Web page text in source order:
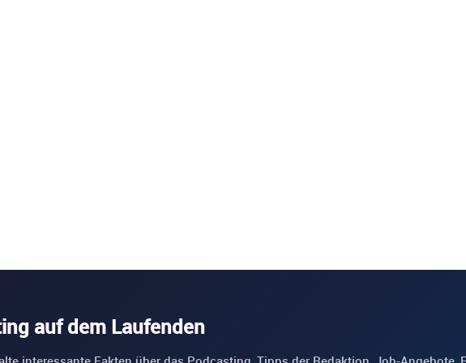
auf dem Laufenden